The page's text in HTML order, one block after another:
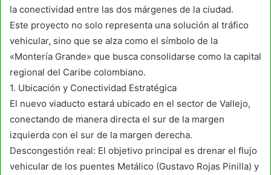
la conectividad entre las dos márgenes de la ciudad.
Este proyecto no solo representa una solución al tráfico
vehicular, sino que se alza como el símbolo de la
«Montería Grande» que busca consolidarse como la capital
regional del Caribe colombiano.
1. Ubicación y Conectividad Estratégica
El nuevo viaducto estará ubicado en el sector de Vallejo,
conectando de manera directa el sur de la margen
izquierda con el sur de la margen derecha.
Descongestión real: El objetivo principal es drenar el flujo
vehicular de los puentes Metálico (Gustavo Rojas Pinilla) y